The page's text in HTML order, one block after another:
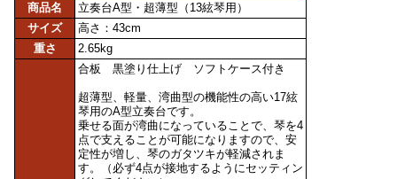
商品名
立奏台A型・超薄型（13絃琴用）
サイズ
高さ：43cm
重さ
2.65kg
合板 黒塗り仕上げ ソフトケース付き
超薄型、軽量、湾曲型の機能性の高い17絃
琴用のA型立奏台です。
乗せる面が湾曲になっていることで、琴を4
点で支えることが可能になりますので、安
定性が増し、琴のガタツキが軽減されま
す。（必ず4点が接地するようにセッティン